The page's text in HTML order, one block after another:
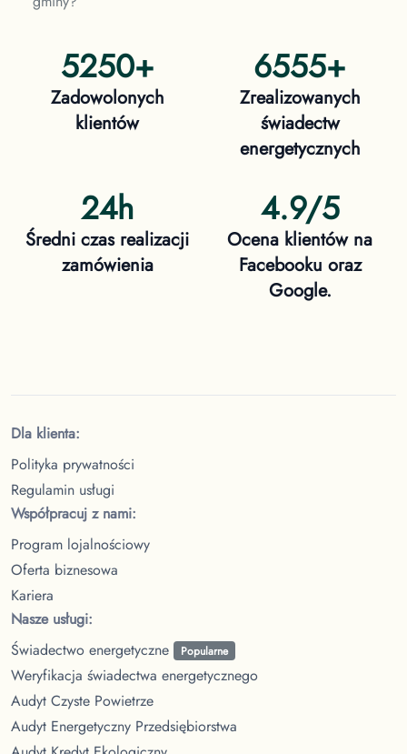
5250+
Zadowolonych
klientów
6555+
Zrealizowanych
świadectw
energetycznych
24h
Średni czas realizacji
zamówienia
4.9/5
Ocena klientów na
Facebooku oraz
Google.
Dla klienta:
Polityka prywatności
Regulamin usługi
Współpracuj z nami:
Program lojalnościowy
Oferta biznesowa
Kariera
Nasze usługi:
Świadectwo energetyczne
Popularne
Weryfikacja świadectwa energetycznego
Audyt Czyste Powietrze
Audyt Energetyczny Przedsiębiorstwa